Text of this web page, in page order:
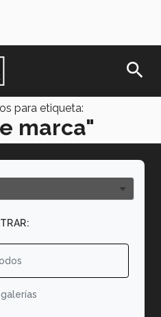
search
para etiqueta:
marca"